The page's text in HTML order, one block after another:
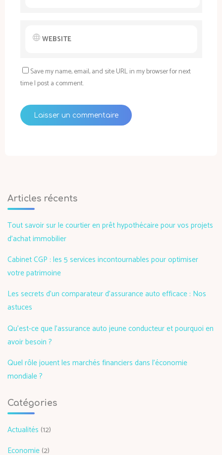
Save my name, email, and site URL in my browser for next
time I post a comment.
Articles récents
Tout savoir sur le courtier en prêt hypothécaire pour vos projets
d’achat immobilier
Cabinet CGP : les 5 services incontournables pour optimiser
votre patrimoine
Les secrets d’un comparateur d’assurance auto efficace : Nos
astuces
Qu’est-ce que l’assurance auto jeune conducteur et pourquoi en
avoir besoin ?
Quel rôle jouent les marchés financiers dans l’économie
mondiale ?
Catégories
Actualités (12)
Economie (2)